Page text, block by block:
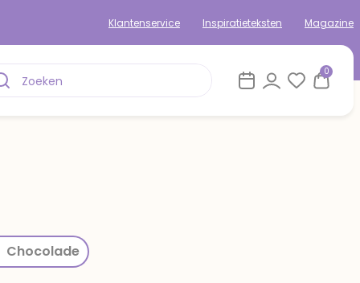
Klantenservice Inspiratieteksten Magazine
0
Chocolade